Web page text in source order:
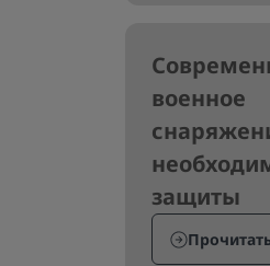
военное
защиты